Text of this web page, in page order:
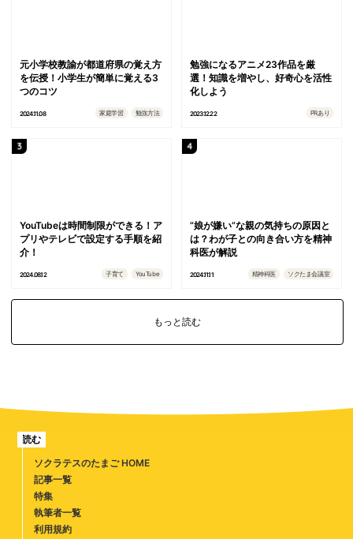
元小学校教諭が都道府県の覚え方
を伝授！小学生が簡単に覚える3
つのコツ
2024.11.08 家庭学習 勉強方法
勉強になるアニメ23作品を厳
選！知識を増やし、好奇心を活性
化しよう
2023.12.22 PRあり
YouTubeは時間制限ができる！ア
プリやテレビで設定する手順を紹
介！
2024.08.12 子育て YouTube
”娘が嫌い”な親の気持ちの原因と
は？わが子との向き合い方を精神
科医が解説
2024.11.11 精神科医 ソクたま会議室
もっと読む
読む
ソクラテスのたまご HOME
記事一覧
特集
執筆者一覧
利用規約